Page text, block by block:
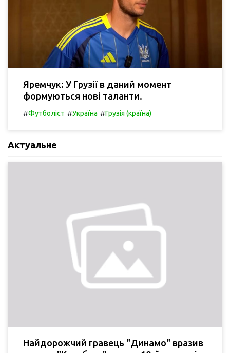
Яремчук: У Грузії в даний момент
формуються нові таланти.
#Футболіст #Україна #Грузія (країна)
Актуальне
Найдорожчий гравець "Динамо" вразив